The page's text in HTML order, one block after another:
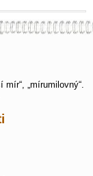
„mírumilovný“.